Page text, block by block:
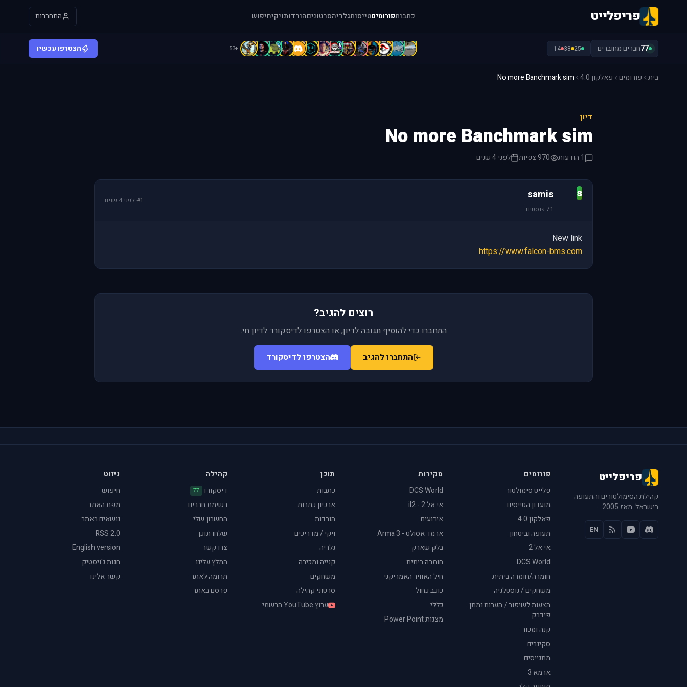
פריפלייט כתבותפורומיםטייסותגלריהסרטוניםהורדותויקיחיפוש התחברות
77חברים מחוברים 25
38
14
[
a
A
A
A
b
b
B
B
B
b
C
C
C
+53 הצטרפו עכשיו
בית פורומים פאלקון 4.0 No more Banchmark sim
דיון
No more Banchmark sim
1 הודעות 970 צפיות לפני 4 שנים
s
samis
71 פוסטים
#1
·לפני 4 שנים
New link
https://www.falcon-bms.com
רוצים להגיב?
התחברו כדי להוסיף תגובה לדיון, או הצטרפו לדיסקורד לדיון חי.
התחברו להגיב הצטרפו לדיסקורד
פריפלייט
קהילת הסימולטורים והתעופה
בישראל. מאז 2005.
EN
פורומים
פלייט סימולטור
מועדון הטייסים
פאלקון 4.0
תעופה וביטחון
אי אל 2
DCS World
חומרה/חומרה ביתית
משחקים / נוסטלגיה
הצעות לשיפור / הערות ומתן
פידבק
קנה ומכור
סקינרים
מתגייסים
ארמא 3
סקירות
DCS World
אי אל 2 - il2
אירועים
ארמד אסולט - Arma 3
בלק שארק
חומרה ביתית
חיל האוויר האמריקני
כוכב כחול
כללי
מצגות Power Point
תוכן
כתבות
ארכיון כתבות
הורדות
ויקי / מדריכים
גלריה
קנייה ומכירה
משחקים
סרטוני קהילה
ערוץ YouTube הרשמי
קהילה
דיסקורד 77
רשימת חברים
החשבון שלי
שלחו תוכן
צרו קשר
המלץ עלינו
תרומה לאתר
פרסם באתר
ניווט
חיפוש
מפת האתר
נושאים באתר
RSS 2.0
English version
חנות ג'ויסטיק
קשר אלינו